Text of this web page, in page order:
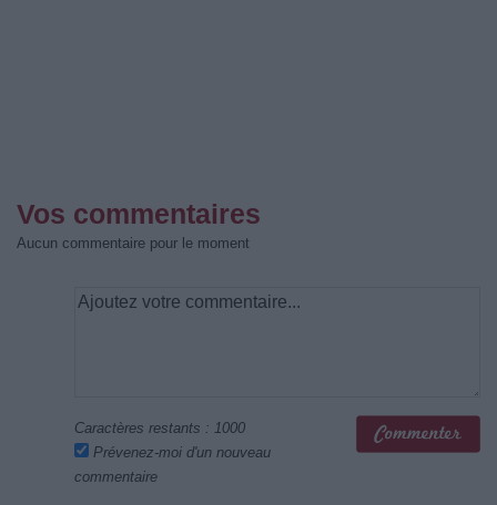
Vos commentaires
Aucun commentaire pour le moment
Caractères restants : 1000
Prévenez-moi d'un nouveau
commentaire